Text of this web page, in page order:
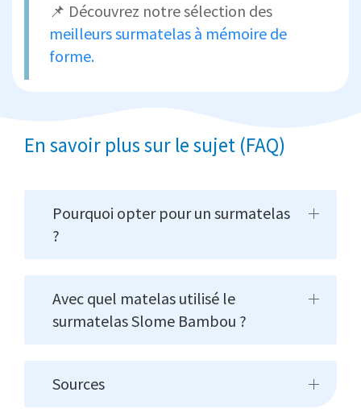
📌 Découvrez notre sélection des
meilleurs surmatelas à mémoire de
forme.
En savoir plus sur le sujet (FAQ)
Pourquoi opter pour un surmatelas
?
Avec quel matelas utilisé le
surmatelas Slome Bambou ?
Sources